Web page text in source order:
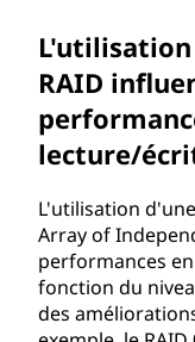
RAID
lecture/
L'utilisation
Array of
performances
fonction du
des